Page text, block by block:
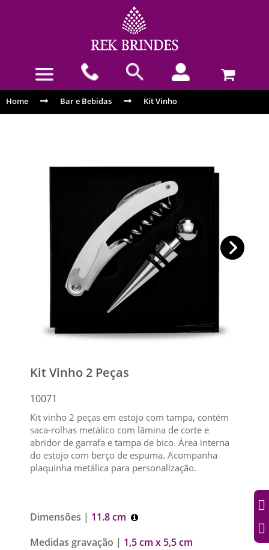
Home Bar e Bebidas Kit Vinho
Kit Vinho 2 Peças
10071
Kit vinho 2 peças em estojo com tampa, contém
saca-rolhas metálico com lâmina de corte e
abridor de garrafa e tampa de bico. Área interna
do estojo com berço de espuma. Acompanha
plaquinha metálica para personalização.
Dimensões | 11.8 cm
Medidas gravação | 1,5 cm x 5,5 cm